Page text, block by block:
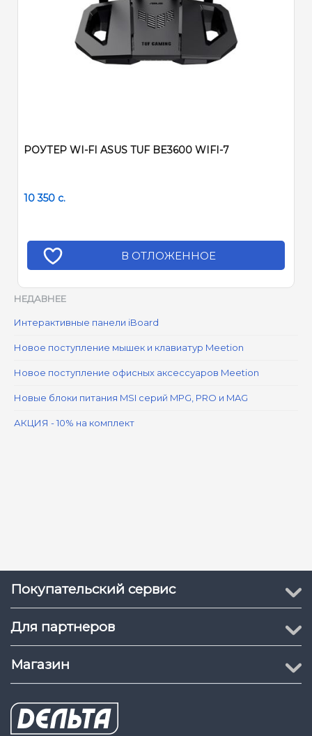
РОУТЕР WI-FI ASUS TUF BE3600 WIFI-7
10 350 c.
В ОТЛОЖЕННОЕ
НЕДАВНЕЕ
Интерактивные панели iBoard
Новое поступление мышек и клавиатур Meetion
Новое поступление офисных аксессуаров Meetion
Новые блоки питания MSI серий MPG, PRO и MAG
АКЦИЯ - 10% на комплект
Покупательский сервис
Для партнеров
Магазин